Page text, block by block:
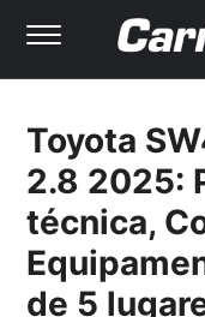
Toyota
2.8 2025:
técnica,
de 5